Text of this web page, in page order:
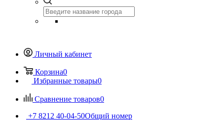
Личный кабинет
Корзина0
Избранные товары0
Сравнение товаров0
+7 8212 40-04-50Общий номер